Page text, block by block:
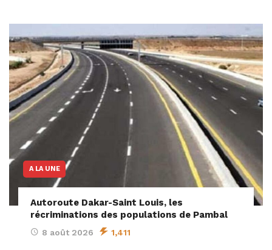
A LA UNE
Autoroute Dakar-Saint Louis, les
récriminations des populations de Pambal
8 août 2026 1,411